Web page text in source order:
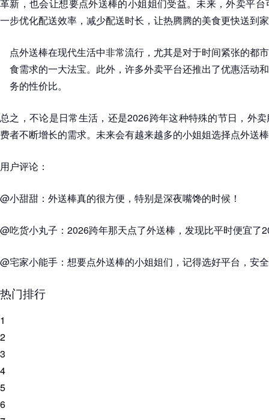
革新，也会让想要点外送棒的小姐姐们受益。未来，外卖平
一步优化配送效率，减少配送时长，让热腾腾的美食更快送到
点外送棒在现代生活中非常流行，尤其是对于时间紧张的都
食需求的一大法宝。此外，许多外卖平台还推出了优惠活动
务的性价比。
总之，不论是日常生活，还是2026跨年这种特殊的节日，外
费者不断增长的需求。未来会有越来越多的小姐姐选择点外送
用户评论：
@小甜甜：外送棒真的很方便，特别是深夜嘴馋的时候！
@吃货小丸子：2026跨年那天点了外送棒，发现比平时便宜了
@宅家小能手：想要点外送棒的小姐姐们，记得选好平台，安
热门排行
1
2
3
4
5
6